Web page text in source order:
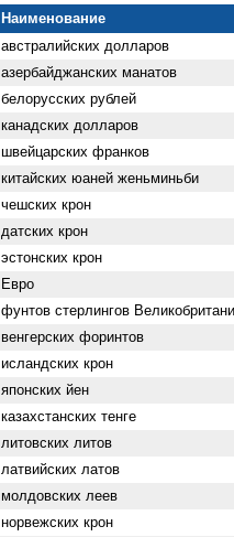
Наименование
австралийских долларов
азербайджанских манатов
белорусских рублей
канадских долларов
швейцарских франков
китайских юаней женьминьби
чешских крон
датских крон
эстонских крон
Евро
фунтов стерлингов
венгерских форинтов
исландских крон
японских йен
казахстанских тенге
литовских литов
латвийских латов
молдовских леев
норвежских крон